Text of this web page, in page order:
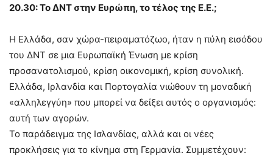
20.30: Το ΔΝΤ στην Ευρώπη, το τέλος της Ε.Ε.;
Η Ελλάδα, σαν χώρα-πειραματόζωο, ήταν η πύλη εισόδου
του ΔΝΤ σε μια Ευρωπαϊκή Ένωση με κρίση
προσανατολισμού, κρίση οικονομική, κρίση συνολική.
Ελλάδα, Ιρλανδία και Πορτογαλία νιώθουν τη μοναδική
«αλληλεγγύη» που μπορεί να δείξει αυτός ο οργανισμός:
αυτή των αγορών.
Το παράδειγμα της Ισλανδίας, αλλά και οι νέες
προκλήσεις για το κίνημα στη Γερμανία. Συμμετέχουν: